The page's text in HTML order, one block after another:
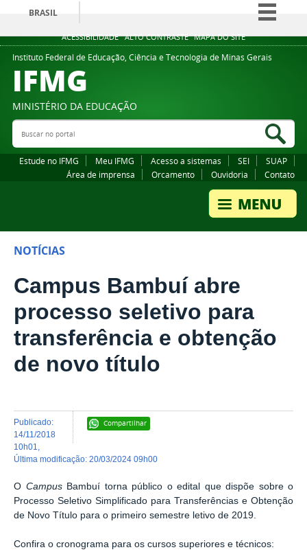
ACESSIBILIDADE ALTO CONTRASTE MAPA DO SITE
BRASIL
Simplifique!
Comunica BR
Legislação
Instituto Federal de Educação, Ciência e Tecnologia de Minas Gerais
IFMG
MINISTÉRIO DA EDUCAÇÃO
Buscar no portal
Estude no IFMG Meu IFMG Acesso a sistemas SEI
SUAP
Área de imprensa
Orcamento Ouvidoria Contato
NOTÍCIAS
Campus Bambuí abre
processo seletivo para
transferência e obtenção
de novo título
Compartilhar
publicado:
14/11/2018
10h01
última modificação: 20/03/2024 09h00
O Campus Bambuí torna público o edital que dispõe sobre o
Processo Seletivo Simplificado para Transferências e Obtenção
de Novo Título para o primeiro semestre letivo de 2019.
Confira o cronograma para os cursos superiores e técnicos: